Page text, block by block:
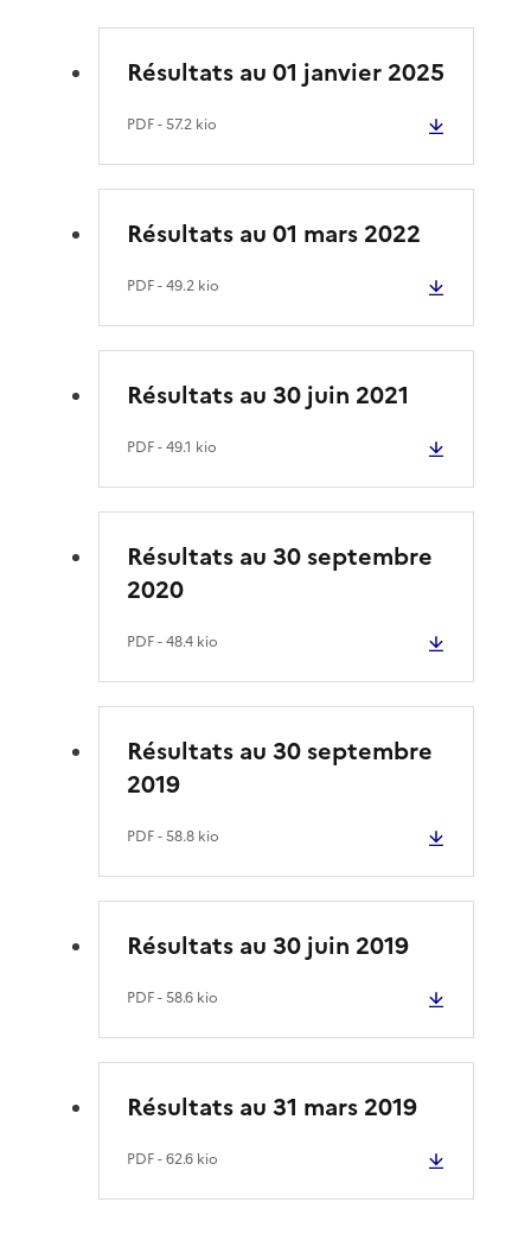
Résultats au 01 janvier 2025
PDF- 57.2 kio
Résultats au 01 mars 2022
PDF- 49.2 kio
Résultats au 30 juin 2021
PDF- 49.1 kio
Résultats au 30 septembre
2020
PDF- 48.4 kio
Résultats au 30 septembre
2019
PDF- 58.8 kio
Résultats au 30 juin 2019
PDF- 58.6 kio
Résultats au 31 mars 2019
PDF- 62.6 kio